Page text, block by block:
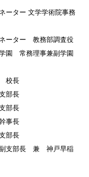
ーター 文学学術院事務
ーター 教務部調査役
務理事兼副学園
校長
部⾧
部⾧
事長
部長
支部⾧ 兼 神戸早稲